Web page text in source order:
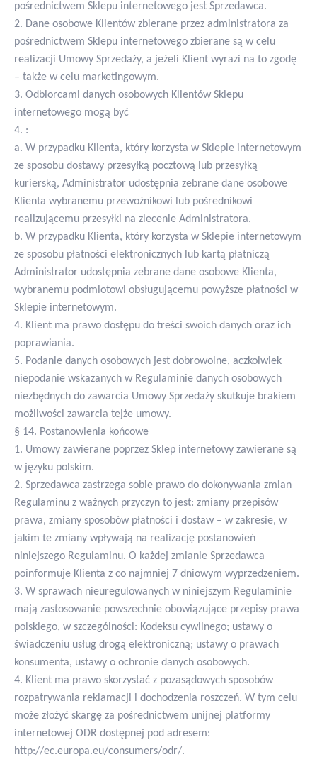
pośrednictwem Sklepu internetowego jest Sprzedawca.
2. Dane osobowe Klientów zbierane przez administratora za
pośrednictwem Sklepu internetowego zbierane są w celu
realizacji Umowy Sprzedaży, a jeżeli Klient wyrazi na to zgodę
– także w celu marketingowym.
3. Odbiorcami danych osobowych Klientów Sklepu
internetowego mogą być
4. :
a. W przypadku Klienta, który korzysta w Sklepie internetowym
ze sposobu dostawy przesyłką pocztową lub przesyłką
kurierską, Administrator udostępnia zebrane dane osobowe
Klienta wybranemu przewoźnikowi lub pośrednikowi
realizującemu przesyłki na zlecenie Administratora.
b. W przypadku Klienta, który korzysta w Sklepie internetowym
ze sposobu płatności elektronicznych lub kartą płatniczą
Administrator udostępnia zebrane dane osobowe Klienta,
wybranemu podmiotowi obsługującemu powyższe płatności w
Sklepie internetowym.
4. Klient ma prawo dostępu do treści swoich danych oraz ich
poprawiania.
5. Podanie danych osobowych jest dobrowolne, aczkolwiek
niepodanie wskazanych w Regulaminie danych osobowych
niezbędnych do zawarcia Umowy Sprzedaży skutkuje brakiem
możliwości zawarcia tejże umowy.
§ 14. Postanowienia końcowe
1. Umowy zawierane poprzez Sklep internetowy zawierane są
w języku polskim.
2. Sprzedawca zastrzega sobie prawo do dokonywania zmian
Regulaminu z ważnych przyczyn to jest: zmiany przepisów
prawa, zmiany sposobów płatności i dostaw – w zakresie, w
jakim te zmiany wpływają na realizację postanowień
niniejszego Regulaminu. O każdej zmianie Sprzedawca
poinformuje Klienta z co najmniej 7 dniowym wyprzedzeniem.
3. W sprawach nieuregulowanych w niniejszym Regulaminie
mają zastosowanie powszechnie obowiązujące przepisy prawa
polskiego, w szczególności: Kodeksu cywilnego; ustawy o
świadczeniu usług drogą elektroniczną; ustawy o prawach
konsumenta, ustawy o ochronie danych osobowych.
4. Klient ma prawo skorzystać z pozasądowych sposobów
rozpatrywania reklamacji i dochodzenia roszczeń. W tym celu
może złożyć skargę za pośrednictwem unijnej platformy
internetowej ODR dostępnej pod adresem:
http://ec.europa.eu/consumers/odr/.